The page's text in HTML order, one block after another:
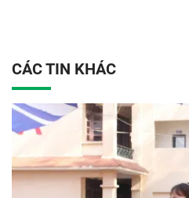
CÁC TIN KHÁC